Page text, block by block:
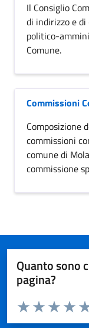
Il Consiglio
di indirizzo e
politico-
Comune.
Commissioni
Composizione
commissioni
comune di
commissione
Quanto sono
pagina?
Domanda
Valuta da 1 a 5 stelle
Valuta 3
Valuta 2
Valuta 1 stelle su